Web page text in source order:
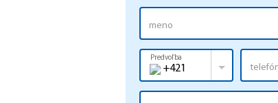
Predvoľba
+421